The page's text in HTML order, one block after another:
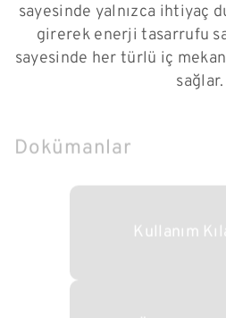
sayesinde yalnızca ihtiyaç
girerek enerji tasarrufu
sayesinde her türlü iç
sağlar.
Dokümanlar
Kullanım